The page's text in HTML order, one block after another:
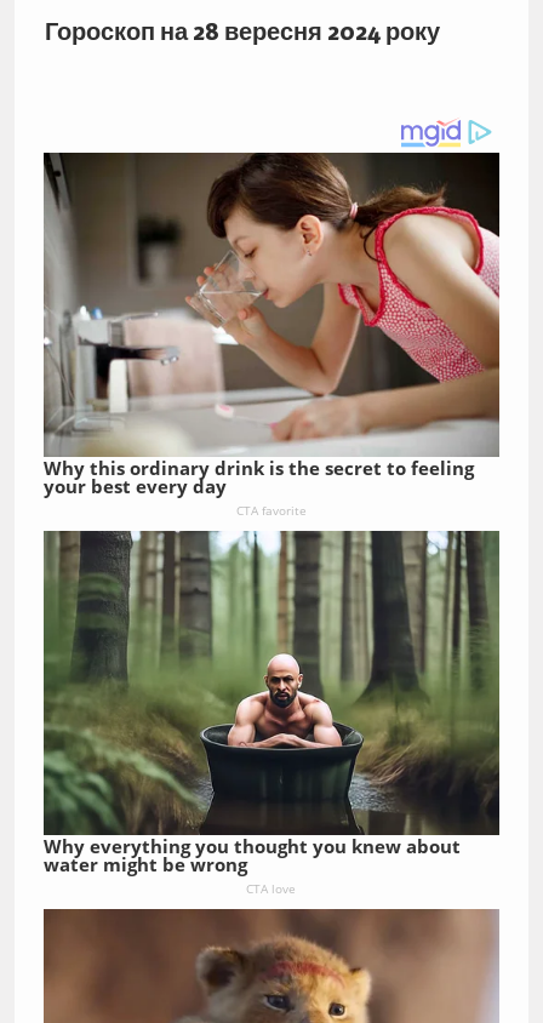
Гороскоп на 28 вересня 2024 року
Why this ordinary drink is the secret to feeling
your best every day
CTA favorite
Why everything you thought you knew about
water might be wrong
CTA love